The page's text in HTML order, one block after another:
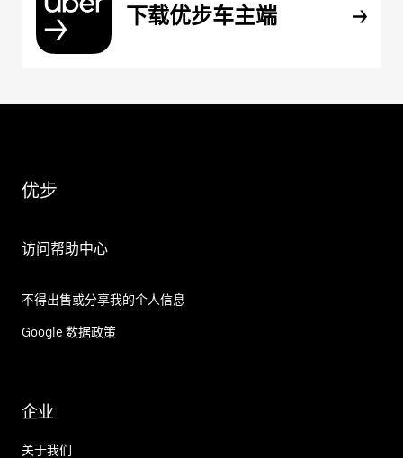
下载优步车主端
优步
访问帮助中心
不得出售或分享我的个人信息
Google 数据政策
企业
关于我们